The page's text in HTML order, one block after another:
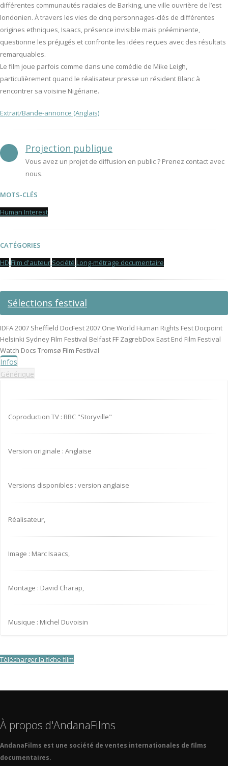
différentes communautés raciales de Barking, une ville ouvrière de l’est
londonien. À travers les vies de cinq personnages-clés de différentes
origines ethniques, Isaacs, présence invisible mais prééminente,
questionne les préjugés et confronte les idées reçues avec des résultats
remarquables.
Le film joue parfois comme dans une comédie de Mike Leigh,
particulièrement quand le réalisateur presse un résident Blanc à
rencontrer sa voisine Nigériane.
Extrait/Bande-annonce (Anglais)
Projection publique
Vous avez un projet de diffusion en public ? Prenez contact avec
nous.
MOTS-CLÉS
Human Interest
CATÉGORIES
HD Film d'auteur Société Long-métrage documentaire
Sélections festival
IDFA 2007 Sheffield DocFest 2007 One World Human Rights Fest Docpoint
Helsinki Sydney Film Festival Belfast FF ZagrebDox East End Film Festival
Watch Docs Tromsø Film Festival
Infos
Générique
Coproduction TV : BBC "Storyville"
Version originale : Anglaise
Versions disponibles : version anglaise
Réalisateur,
Image : Marc Isaacs,
Montage : David Charap,
Musique : Michel Duvoisin
Télécharger la fiche film
À propos d'AndanaFilms
AndanaFilms est une société de ventes internationales de films
documentaires.